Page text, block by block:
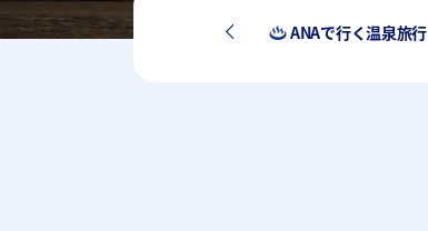
ANAで行く温泉旅行